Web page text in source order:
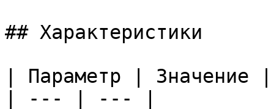
## Характеристики
| Параметр | Значение |
| --- | --- |